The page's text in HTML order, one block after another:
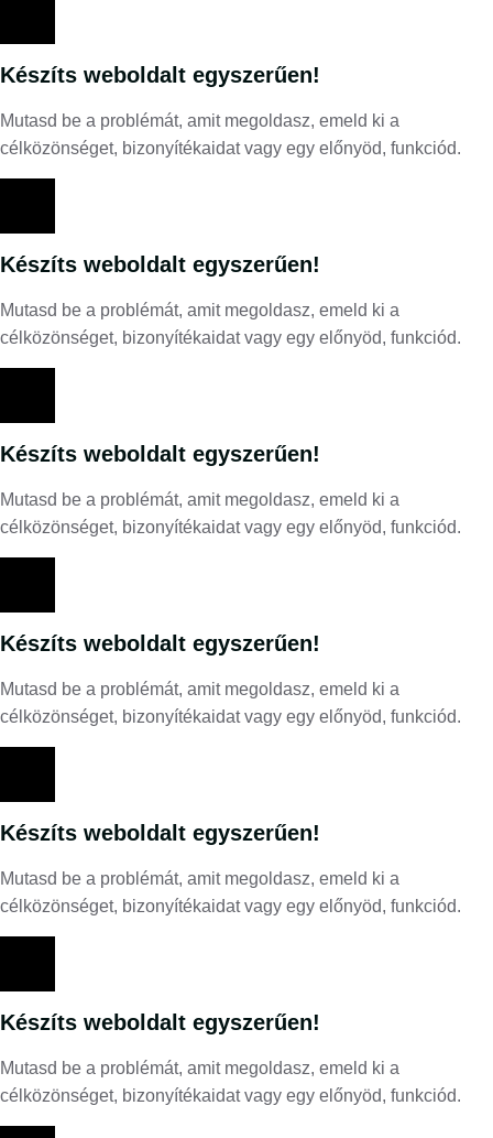
Készíts weboldalt egyszerűen!
Mutasd be a problémát, amit megoldasz, emeld ki a
célközönséget, bizonyítékaidat vagy egy előnyöd, funkciód.
Készíts weboldalt egyszerűen!
Mutasd be a problémát, amit megoldasz, emeld ki a
célközönséget, bizonyítékaidat vagy egy előnyöd, funkciód.
Készíts weboldalt egyszerűen!
Mutasd be a problémát, amit megoldasz, emeld ki a
célközönséget, bizonyítékaidat vagy egy előnyöd, funkciód.
Készíts weboldalt egyszerűen!
Mutasd be a problémát, amit megoldasz, emeld ki a
célközönséget, bizonyítékaidat vagy egy előnyöd, funkciód.
Készíts weboldalt egyszerűen!
Mutasd be a problémát, amit megoldasz, emeld ki a
célközönséget, bizonyítékaidat vagy egy előnyöd, funkciód.
Készíts weboldalt egyszerűen!
Mutasd be a problémát, amit megoldasz, emeld ki a
célközönséget, bizonyítékaidat vagy egy előnyöd, funkciód.